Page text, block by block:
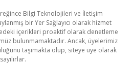
Bilgi Teknolojileri ve İletişim
bir Yer Sağlayıcı olarak hizmet
içerikleri proaktif olarak denetleme
bulunmamaktadır. Ancak, üyelerimiz
taşımakta olup, siteye üye olarak